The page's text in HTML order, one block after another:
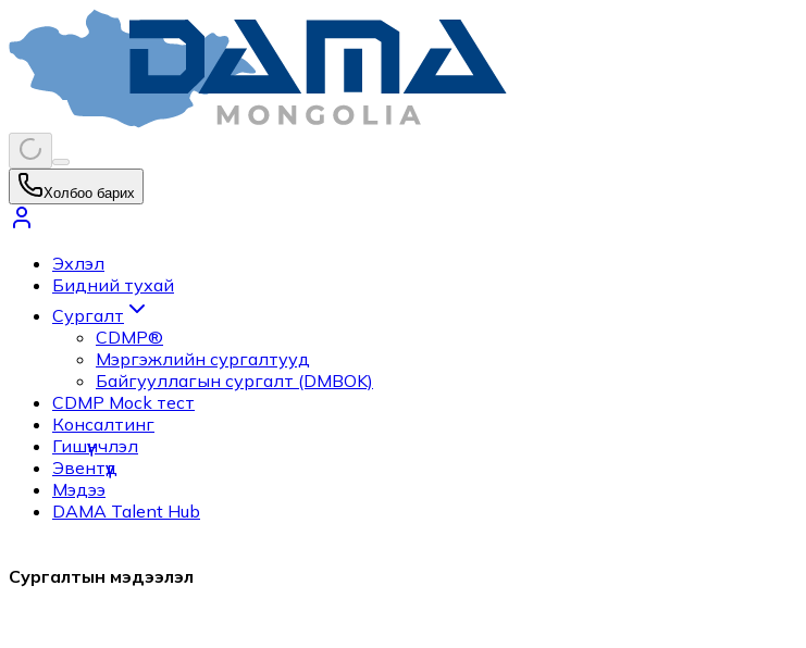
Холбоо барих
Эхлэл
Бидний тухай
Сургалт
CDMP®
Мэргэжлийн сургалтууд
Байгууллагын сургалт (DMBOK)
CDMP Mock тест
Консалтинг
Гишүүнчлэл
Эвентүүд
Мэдээ
DAMA Talent Hub
Сургалтын мэдээлэл